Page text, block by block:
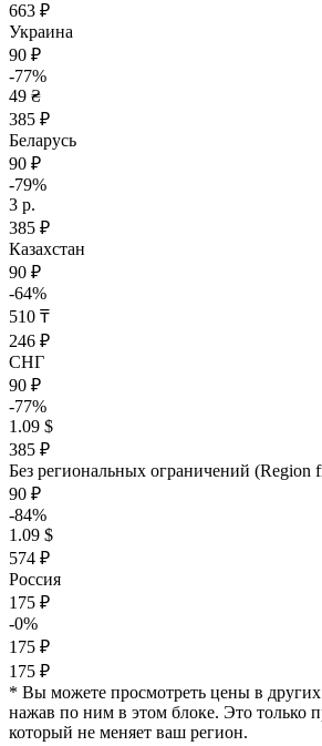
663 ₽
Украина
90 ₽
-77%
49 ₴
385 ₽
Беларусь
90 ₽
-79%
3 р.
385 ₽
Казахстан
90 ₽
-64%
510 ₸
246 ₽
СНГ
90 ₽
-77%
1.09 $
385 ₽
Без региональных ограничений (Region
90 ₽
-84%
1.09 $
574 ₽
Россия
175 ₽
-0%
175 ₽
175 ₽
* Вы можете просмотреть цены в других
нажав по ним в этом блоке. Это только
который не меняет ваш регион.